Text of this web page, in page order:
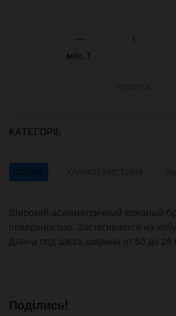
мін. 1
КАТЕГОРІЇ:
ОГЛЯД
Широкий асимметричный кожаный
поверхностью. Застегивается на
Длина под заказ, ширина от 50 до 25
Поділись!